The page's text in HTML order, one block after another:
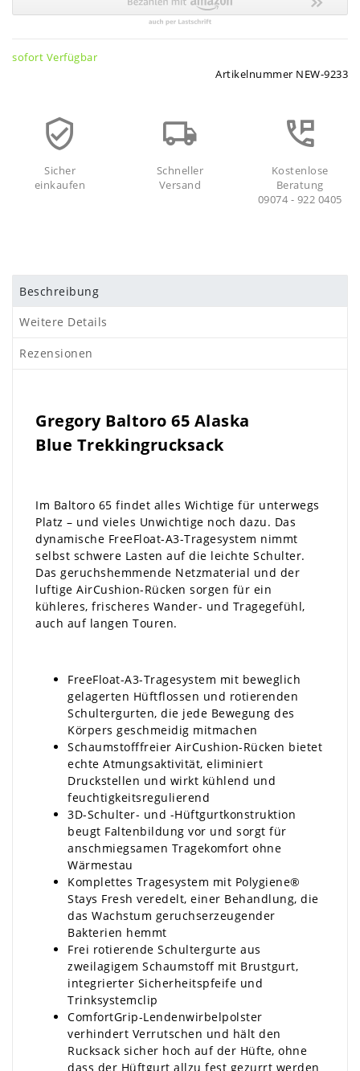
sofort Verfügbar
Artikelnummer NEW-9233
Sicher
einkaufen
Schneller
Versand
Kostenlose
Beratung
09074 - 922 0405
Beschreibung
Weitere Details
Rezensionen
Gregory Baltoro 65 Alaska
Blue Trekkingrucksack
Im Baltoro 65 findet alles Wichtige für unterwegs
Platz – und vieles Unwichtige noch dazu. Das
dynamische FreeFloat-A3-Tragesystem nimmt
selbst schwere Lasten auf die leichte Schulter.
Das geruchshemmende Netzmaterial und der
luftige AirCushion-Rücken sorgen für ein
kühleres, frischeres Wander- und Tragegefühl,
auch auf langen Touren.
FreeFloat-A3-Tragesystem mit beweglich
gelagerten Hüftflossen und rotierenden
Schultergurten, die jede Bewegung des
Körpers geschmeidig mitmachen
Schaumstofffreier AirCushion-Rücken bietet
echte Atmungsaktivität, eliminiert
Druckstellen und wirkt kühlend und
feuchtigkeitsregulierend
3D-Schulter- und -Hüftgurtkonstruktion
beugt Faltenbildung vor und sorgt für
anschmiegsamen Tragekomfort ohne
Wärmestau
Komplettes Tragesystem mit Polygiene®
Stays Fresh veredelt, einer Behandlung, die
das Wachstum geruchserzeugender
Bakterien hemmt
Frei rotierende Schultergurte aus
zweilagigem Schaumstoff mit Brustgurt,
integrierter Sicherheitspfeife und
Trinksystemclip
ComfortGrip-Lendenwirbelpolster
verhindert Verrutschen und hält den
Rucksack sicher hoch auf der Hüfte, ohne
dass der Hüftgurt allzu fest gezurrt werden